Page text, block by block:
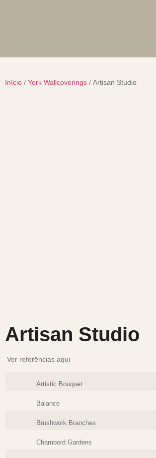
Início / York Wallcoverings / Artisan Studio
Artisan Studio
Ver referências aqui
Artistic Bouquet
Balance
Brushwork Branches
Chambord Gardens